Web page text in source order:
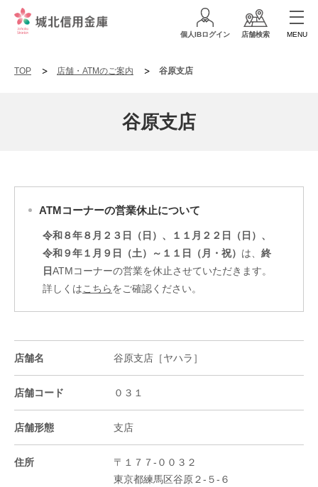
個人IBログイン 店舗検索 MENU
TOP 店舗・ATMのご案内 谷原支店
谷原支店
ATMコーナーの営業休止について
令和８年８月２３日（日）、１１月２２日（日）、
令和９年１月９日（土）～１１日（月・祝） は、 終
日ATMコーナーの営業を休止させていただきます。
詳しくはこちらをご確認ください。
店舗名 谷原支店［ヤハラ］
店舗コード ０３１
店舗形態 支店
住所
〒１７７-００３２
東京都練馬区谷原２-５-６